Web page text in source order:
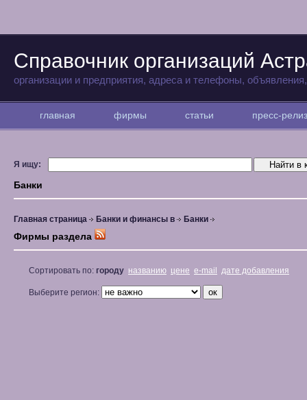
Справочник организаций
организации и предприятия, адреса и телефоны,
главная фирмы статьи пресс-
Я ищу:
Банки
Главная страница Банки и финансы в Банки
Фирмы раздела
Сортировать по: городу названию цене e-mail дате добавления
Выберите регион: